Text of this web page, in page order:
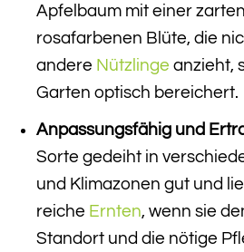
Apfelbaum mit einer
rosafarbenen Blüte, die
andere Nützlinge anzieht,
Garten optisch bereichert.
Anpassungsfähig und
Sorte gedeiht in
und Klimazonen gut und
reiche Ernten, wenn sie
Standort und die nötige